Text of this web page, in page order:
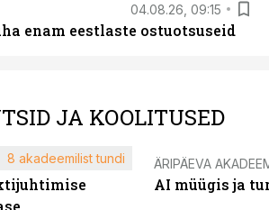
04.08.26, 09:15
enam eestlaste ostuotsuseid
JA KOOLITUSED
8 akadeemilist tundi ÄRIPÄEVA
AI müügis ja